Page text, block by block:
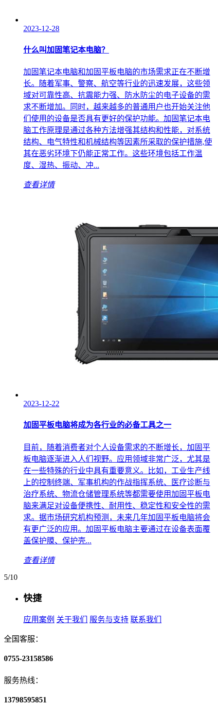
2023-12-28
什么叫加固笔记本电脑？
加固笔记本电脑和加固平板电脑的市场需求正在不断增
长。随着军事、警察、航空等行业的迅速发展，这些领
域对可靠性高、抗震能力强、防水防尘的电子设备的需
求不断增加。同时，越来越多的普通用户也开始关注他
们使用的设备是否具有更好的保护功能。加固笔记本电
脑工作原理是通过各种方法增强其结构和性能，对系统
结构、电气特性和机械结构等因素所采取的保护措施,使
其在恶劣环境下仍能正常工作。这些环境包括工作温
度、湿热、振动、冲...
查看详情
2023-12-22
加固平板电脑将成为各行业的必备工具之一
目前，随着消费者对个人设备需求的不断增长，加固平
板电脑逐渐进入人们视野。应用领域非常广泛，尤其是
在一些特殊的行业中具有重要意义。比如，工业生产线
上的控制终端、军事机构的作战指挥系统、医疗诊断与
治疗系统、物流仓储管理系统等都需要使用加固平板电
脑来满足对设备便携性、耐用性、稳定性和安全性的需
求。据市场研究机构预测，未来几年加固平板电脑将会
有更广泛的应用。加固平板电脑主要通过在设备表面覆
盖保护膜、保护壳...
查看详情
5/10
快捷
应用案例 关于我们 服务与支持 联系我们
全国客服：
0755-23158586
服务热线：
13798595851